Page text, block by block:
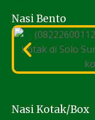
Nasi Bento
Nasi Kotak/Box